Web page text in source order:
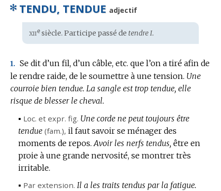
✻ TENDU, TENDUE adjectif
Étymologie
:
xiiesiècle. Participe passé de tendre I.
1. Se dit d’un fil, d’un câble, etc. que l’on a tiré afin de
le rendre raide, de le soumettre à une tension. Une
courroie bien tendue. La sangle est trop tendue, elle
risque de blesser le cheval.
▪ Loc. et expr. fig. Une corde ne peut toujours être
tendue (fam.), il faut savoir se ménager des
moments de repos. Avoir les nerfs tendus, être en
proie à une grande nervosité, se montrer très
irritable.
▪ Par extension. Il a les traits tendus par la fatigue.